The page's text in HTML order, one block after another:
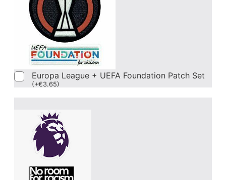
Europa League + UEFA Foundation Patch Set
(+€3.65)